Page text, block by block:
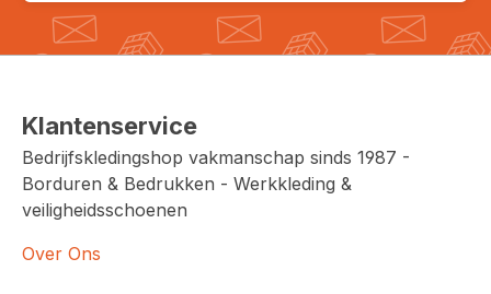
Klantenservice
Bedrijfskledingshop vakmanschap sinds 1987 -
Borduren & Bedrukken - Werkkleding &
veiligheidsschoenen
Over Ons